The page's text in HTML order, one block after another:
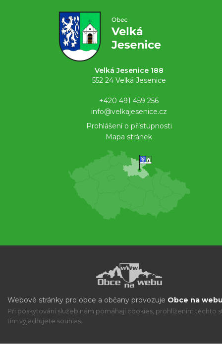
Velká Jesenice 188
552 24 Velká Jesenice
+420 491 459 256
info@velkajesenice.cz
Prohlášení o přístupnosti
Mapa stránek
Webové stránky pro obce a občany provozuje Obce na
Při poskytování služeb nám pomáhají cookies, prohlížením těchto
tím vyjadřujete souhlas.